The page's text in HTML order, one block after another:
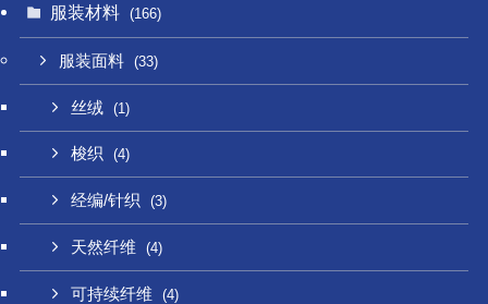
服装材料 (166)
服装面料 (33)
丝绒 (1)
梭织 (4)
经编/针织 (3)
天然纤维 (4)
可持续纤维 (4)